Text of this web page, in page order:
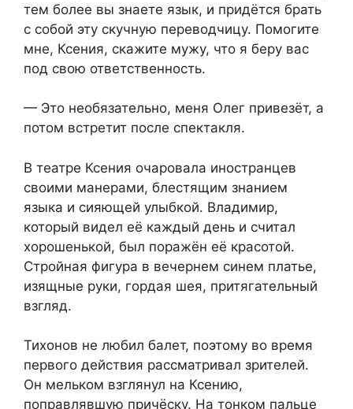
тем более вы знаете язык, и придётся брать
с собой эту скучную переводчицу. Помогите
мне, Ксения, скажите мужу, что я беру вас
под свою ответственность.
— Это необязательно, меня Олег привезёт, а
потом встретит после спектакля.
В театре Ксения очаровала иностранцев
своими манерами, блестящим знанием
языка и сияющей улыбкой. Владимир,
который видел её каждый день и считал
хорошенькой, был поражён её красотой.
Стройная фигура в вечернем синем платье,
изящные руки, гордая шея, притягательный
взгляд.
Тихонов не любил балет, поэтому во время
первого действия рассматривал зрителей.
Он мельком взглянул на Ксению,
поправлявшую причёску. На тонком пальце